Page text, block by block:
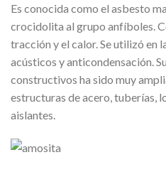
Es conocida como el asbesto
crocidolita al grupo anfíboles.
tracción y el calor. Se utilizó en
acústicos y anticondensación.
constructivos ha sido muy
estructuras de acero, tuberías,
aislantes.